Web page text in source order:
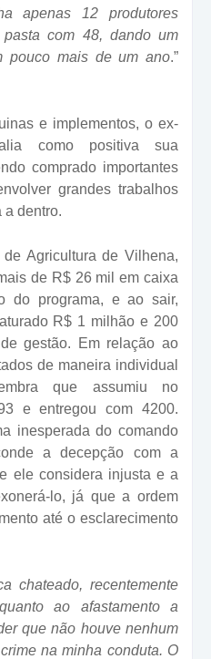
apenas 12 produtores
com 48, dando um
pouco mais de um ano.”
e implementos, o ex-
como positiva sua
comprado importantes
grandes trabalhos
a dentro.
Agricultura de Vilhena,
de R$ 26 mil em caixa
do programa, e ao sair,
R$ 1 milhão e 200
gestão. Em relação ao
de maneira individual
que assumiu no
e entregou com 4200.
inesperada do comando
a decepção com a
ele considera injusta e a
lo, já que a ordem
até o esclarecimento
chateado, recentemente
ao afastamento a
que não houve nenhum
na minha conduta. O